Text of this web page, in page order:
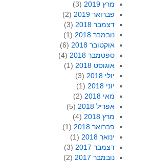
מרץ 2019
(3)
פברואר 2019
(2)
דצמבר 2018
(3)
נובמבר 2018
(1)
אוקטובר 2018
(6)
ספטמבר 2018
(4)
אוגוסט 2018
(1)
יולי 2018
(3)
יוני 2018
(1)
מאי 2018
(2)
אפריל 2018
(5)
מרץ 2018
(4)
פברואר 2018
(1)
ינואר 2018
(1)
דצמבר 2017
(3)
נובמבר 2017
(2)